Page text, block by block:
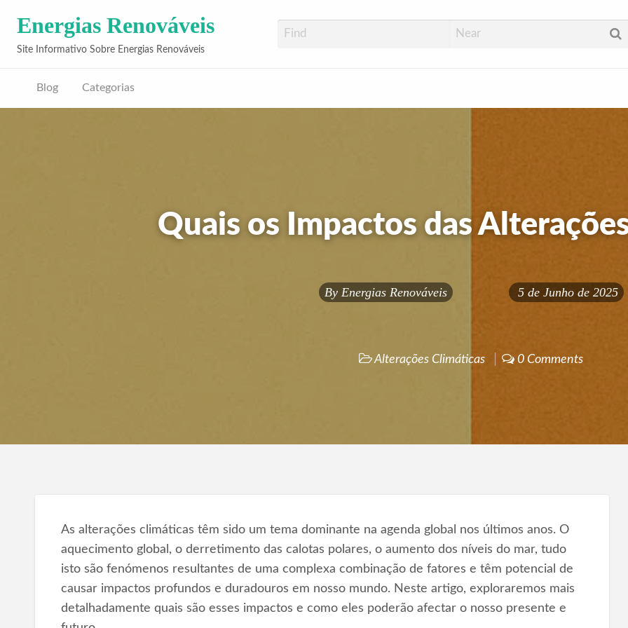
Energias Renováveis
Site Informativo Sobre Energias Renováveis
Blog Categorias
Quais os Impactos das
By Energias Renováveis 5 de Junho de 2025
Alterações Climáticas 0 Comments
As alterações climáticas têm sido um tema dominante na agenda global nos últimos anos. O
aquecimento global, o derretimento das calotas polares, o aumento dos níveis do mar, tudo
isto são fenómenos resultantes de uma complexa combinação de fatores e têm potencial de
causar impactos profundos e duradouros em nosso mundo. Neste artigo, exploraremos mais
detalhadamente quais são esses impactos e como eles poderão afectar o nosso presente e